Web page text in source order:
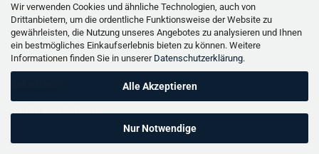
Wir verwenden Cookies und ähnliche Technologien, auch von
Drittanbietern, um die ordentliche Funktionsweise der Website zu
gewährleisten, die Nutzung unseres Angebotes zu analysieren und Ihnen
ein bestmögliches Einkaufserlebnis bieten zu können. Weitere
Informationen finden Sie in unserer Datenschutzerklärung.
Alle Akzeptieren
Nur Notwendige
Pfeiler
Gartenbrunnen
Gartenfiguren